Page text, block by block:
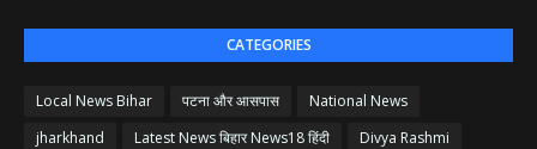
CATEGORIES
Local News Bihar पटना और आसपास
National News
jharkhand
Latest News बिहार News18 हिंदी
Divya Rashmi